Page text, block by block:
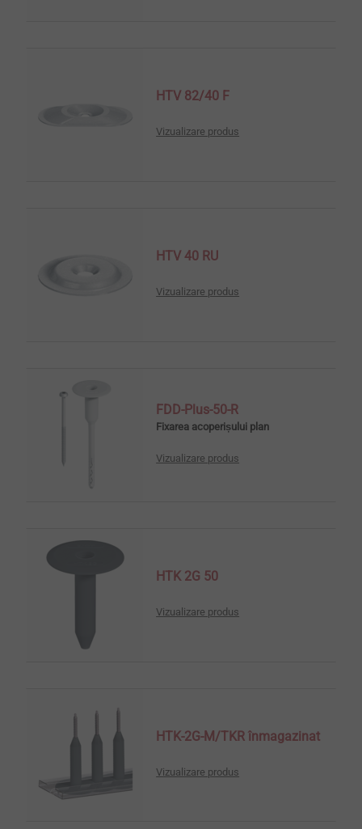
HTV 82/40 F
Vizualizare produs
HTV 40 RU
Vizualizare produs
FDD-Plus-50-R
Fixarea acoperișului plan
Vizualizare produs
HTK 2G 50
Vizualizare produs
HTK-2G-M/TKR înmagazinat
Vizualizare produs